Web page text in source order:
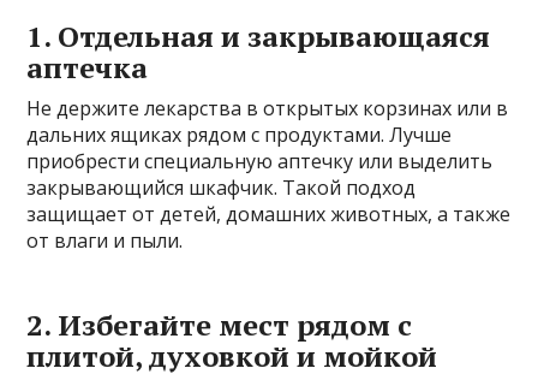
1. Отдельная и закрывающаяся
аптечка
Не держите лекарства в открытых корзинах или в
дальних ящиках рядом с продуктами. Лучше
приобрести специальную аптечку или выделить
закрывающийся шкафчик. Такой подход
защищает от детей, домашних животных, а также
от влаги и пыли.
2. Избегайте мест рядом с
плитой, духовкой и мойкой